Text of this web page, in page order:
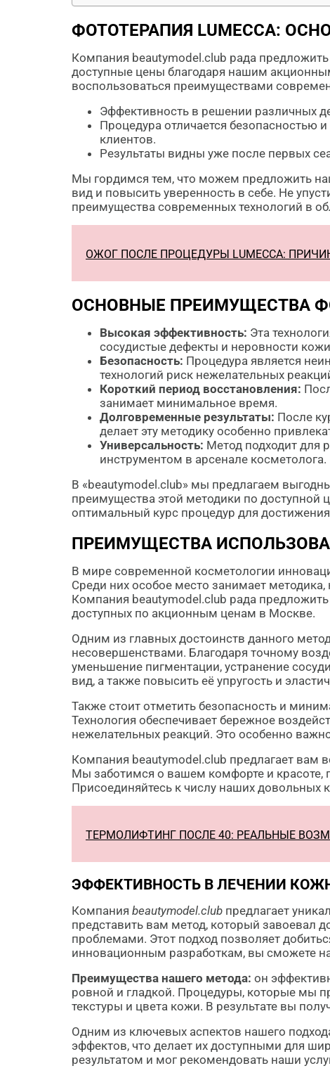
ФОТОТЕРАПИЯ LUMECCA:
Компания beautymodel.club рада предложить
доступные цены благодаря нашим
воспользоваться преимуществами
Эффективность в решении различных
Процедура отличается
клиентов.
Результаты видны уже после первых
Мы гордимся тем, что можем предложить
вид и повысить уверенность в себе. Не
преимущества современных технологий в
ОЖОГ ПОСЛЕ ПРОЦЕДУРЫ LUMECCA:
ОСНОВНЫЕ ПРЕИМУЩЕСТВА
Высокая эффективность: Эта
сосудистые дефекты и неровности
Безопасность: Процедура является
технологий риск нежелательных
Короткий период восстановления:
занимает минимальное время.
Долговременные результаты: После
делает эту методику особенно
Универсальность: Метод подходит для
инструментом в арсенале косметолога.
В «beautymodel.club» мы предлагаем
преимущества этой методики по доступной
оптимальный курс процедур для
ПРЕИМУЩЕСТВА
В мире современной косметологии
Среди них особое место занимает
Компания beautymodel.club рада
доступных по акционным ценам в Москве.
Одним из главных достоинств данного
несовершенствами. Благодаря точному
уменьшение пигментации, устранение
вид, а также повысить её упругость и
Также стоит отметить безопасность и
Технология обеспечивает бережное
нежелательных реакций. Это особенно
Компания beautymodel.club предлагает
Мы заботимся о вашем комфорте и красоте,
Присоединяйтесь к числу наших довольных
ТЕРМОЛИФТИНГ ПОСЛЕ 40: РЕАЛЬНЫЕ
ЭФФЕКТИВНОСТЬ В ЛЕЧЕНИИ
Компания beautymodel.club предлагает
представить вам метод, который завоевал
проблемами. Этот подход позволяет
инновационным разработкам, вы сможете
Преимущества нашего метода: он
ровной и гладкой. Процедуры, которые мы
текстуры и цвета кожи. В результате вы
Одним из ключевых аспектов нашего
эффектов, что делает их доступными для
результатом и мог рекомендовать наши